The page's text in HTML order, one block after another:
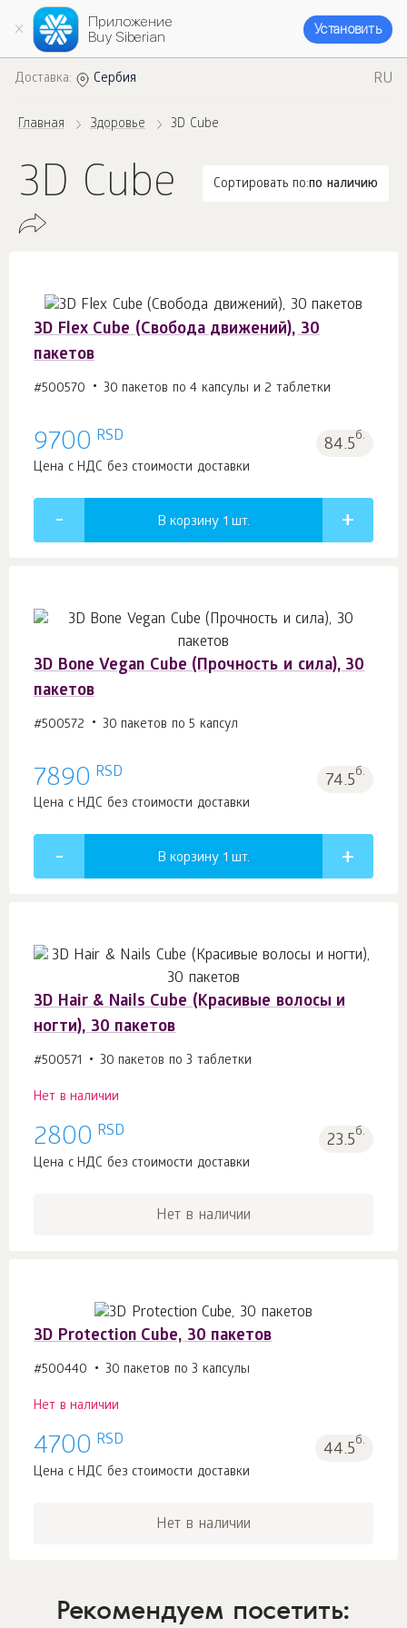
Приложение
Buy Siberian
Установить
Доставка: Сербия RU
Главная Здоровье 3D Cube
3D Cube Сортировать по:по наличию
3D Flex Cube (Свобода движений), 30
пакетов
#500570 30 пакетов по 4 капсулы и 2 таблетки
9700 RSD 84.5б.
Цена с НДС без стоимости доставки
В корзину 1 шт.
3D Bone Vegan Cube (Прочность и сила), 30
пакетов
#500572 30 пакетов по 5 капсул
7890 RSD 74.5б.
Цена с НДС без стоимости доставки
В корзину 1 шт.
3D Hair & Nails Cube (Красивые волосы и
ногти), 30 пакетов
#500571 30 пакетов по 3 таблетки
Нет в наличии
2800 RSD 23.5б.
Цена с НДС без стоимости доставки
Нет в наличии
3D Protection Cube, 30 пакетов
#500440 30 пакетов по 3 капсулы
Нет в наличии
4700 RSD 44.5б.
Цена с НДС без стоимости доставки
Нет в наличии
Рекомендуем посетить: